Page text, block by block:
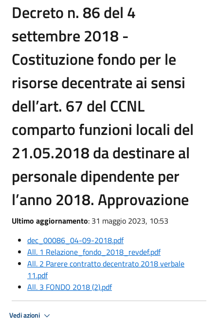
Decreto n. 86 del 4
settembre 2018 -
Costituzione fondo per le
risorse decentrate ai sensi
dell’art. 67 del CCNL
comparto funzioni locali del
21.05.2018 da destinare al
personale dipendente per
l’anno 2018. Approvazione
Ultimo aggiornamento: 31 maggio 2023, 10:53
dec_00086_04-09-2018.pdf
All. 1 Relazione_fondo_2018_revdef.pdf
All. 2 Parere contratto decentrato 2018 verbale
11.pdf
All. 3 FONDO 2018 (2).pdf
Vedi azioni